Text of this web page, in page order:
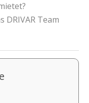
DRIVAR Team